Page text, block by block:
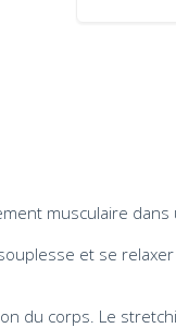
musculaire
et se
du corps. Le